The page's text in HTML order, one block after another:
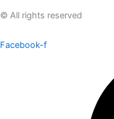
© All rights reserved
Facebook-f